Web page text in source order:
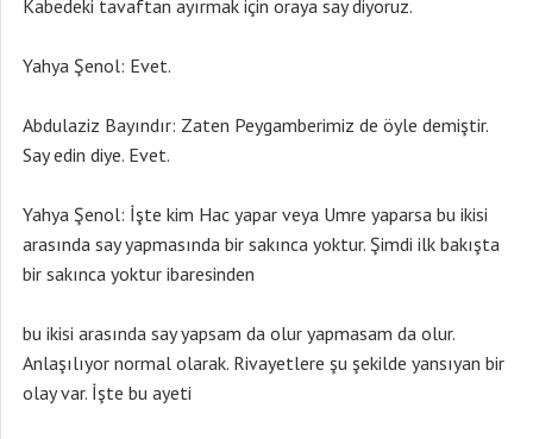
Kabedeki tavaftan ayırmak için oraya say diyoruz.
Yahya Şenol: Evet.
Abdulaziz Bayındır: Zaten Peygamberimiz de öyle demiştir.
Say edin diye. Evet.
Yahya Şenol: İşte kim Hac yapar veya Umre yaparsa bu ikisi
arasında say yapmasında bir sakınca yoktur. Şimdi ilk bakışta
bir sakınca yoktur ibaresinden
bu ikisi arasında say yapsam da olur yapmasam da olur.
Anlaşılıyor normal olarak. Rivayetlere şu şekilde yansıyan bir
olay var. İşte bu ayeti